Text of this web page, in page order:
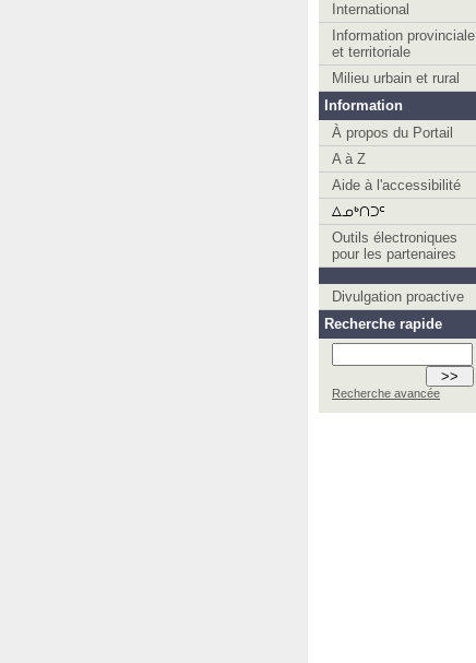
International
Information provinciale
et territoriale
Milieu urbain et rural
Information
À propos du Portail
A à Z
Aide à l'accessibilité
Outils électroniques
pour les partenaires
Divulgation proactive
Recherche rapide
Recherche avancée